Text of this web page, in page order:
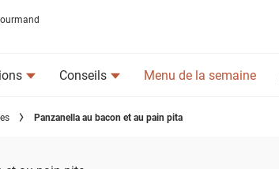
Conseils Menu de la semaine
Panzanella au bacon et au pain pita